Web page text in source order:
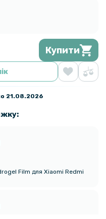
Купити
21.08.2026
Film для Xiaomi Redmi